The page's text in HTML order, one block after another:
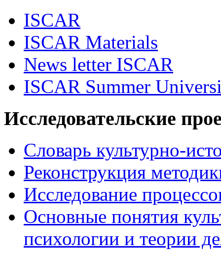
ISCAR
ISCAR Materials
News letter ISCAR
ISCAR Summer
Исследовательские
Словарь культурно-
Реконструкция
Исследование
Основные понятия
психологии и теории